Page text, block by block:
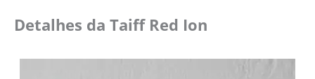
Detalhes da Taiff Red Ion